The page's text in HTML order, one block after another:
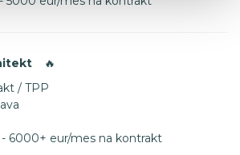
🔥
/ TPP
6000+ eur/mes na kontrakt